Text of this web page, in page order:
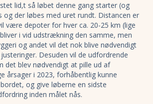
lid,t så løbet denne gang starter (og
og der løbes med uret rundt. Distancen er
være depoter for hver ca. 20-25 km (lige
i vid udstrækning den samme, men
og andet vil det nok blive nødvendigt
Desuden vil de udfordrende
det blev nødvendigt at pille ud af
årsager i 2023, forhåbentlig kunne
og give løberne en sidste
inden målet nås.